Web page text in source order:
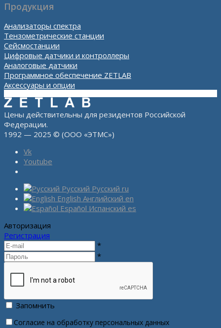
Продукция
Анализаторы спектра
Тензометрические станции
Сейсмостанции
Цифровые датчики и контроллеры
Аналоговые датчики
Программное обеспечение ZETLAB
Аксессуары и опции
Цены действительны для резидентов Российской
Федерации.
1992 — 2025 © (ООО «ЭТМС»)
Vk
Youtube
Русский Русский ru
English Английский en
Español Испанский es
Авторизация
Регистрация
*
*
Запомнить
Согласие на обработку персональных данных